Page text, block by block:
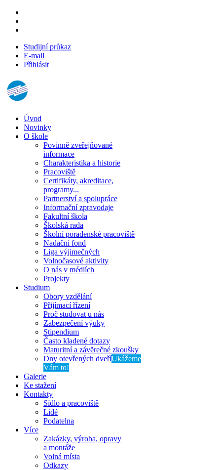
Studijní průkaz
E-mail
Přihlásit
Úvod
Novinky
O škole
Povinně zveřejňované
informace
Charakteristika a historie
Pracoviště
Certifikáty, akreditace,
programy...
Partnerství a spolupráce
Informační zpravodaje
Fakultní škola
Školská rada
Školní poradenské pracoviště
Nadační fond
Liga výjimečných
Volnočasové aktivity
O nás v médiích
Projekty
Studium
Obory vzdělání
Přijímací řízení
Proč studovat u nás
Zabezpečení výuky
Stipendium
Často kladené dotazy
Maturitní a závěrečné zkoušky
Dny otevřených dveříUkážeme
Vám to!
Galerie
Ke stažení
Kontakty
Sídlo a pracoviště
Lidé
Podatelna
Více
Zakázky, výroba, opravy
a montáže
Volná místa
Odkazy